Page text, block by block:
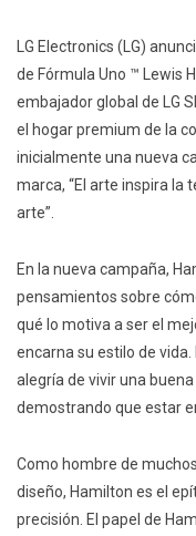
LG Electronics (LG)
de Fórmula Uno ™️ Lewis
embajador global de LG
el hogar premium de la
inicialmente una nueva
marca, “El arte inspira la
arte”.
En la nueva campaña,
pensamientos sobre
qué lo motiva a ser el
encarna su estilo de
alegría de vivir una buena
demostrando que estar
Como hombre de
diseño, Hamilton es el
precisión. El papel de